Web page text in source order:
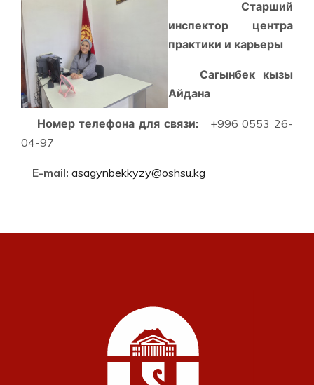
Старший
инспектор центра
практики и карьеры
Сагынбек кызы
Айдана
Номер телефона для связи: +996 0553 26-
04-97
E-mail: asagynbekkyzy@oshsu.kg